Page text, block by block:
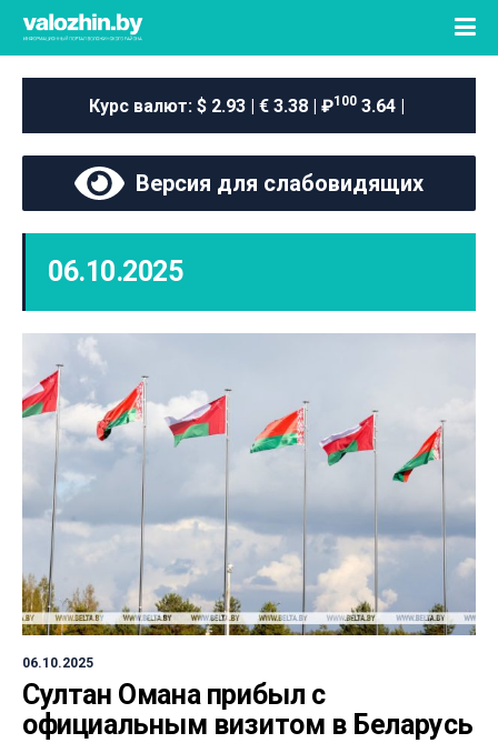
Курс валют: $ 2.93 | € 3.38 | ₽100 3.64 |
Версия для слабовидящих
06.10.2025
06.10.2025
Султан Омана прибыл с
официальным визитом в Беларусь